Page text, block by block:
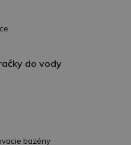
do vody
bazény